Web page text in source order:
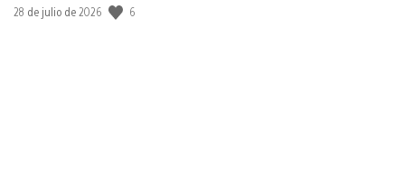
Fecha
28 de julio de 2026 6